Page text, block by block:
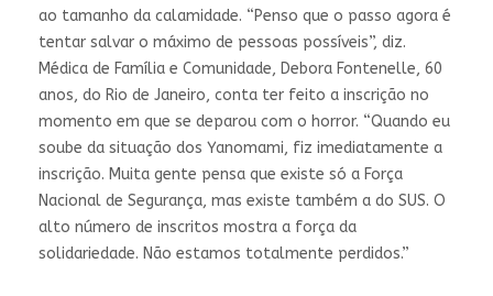
ao tamanho da calamidade. “Penso que o passo agora é
tentar salvar o máximo de pessoas possíveis”, diz.
Médica de Família e Comunidade, Debora Fontenelle, 60
anos, do Rio de Janeiro, conta ter feito a inscrição no
momento em que se deparou com o horror. “Quando eu
soube da situação dos Yanomami, fiz imediatamente a
inscrição. Muita gente pensa que existe só a Força
Nacional de Segurança, mas existe também a do SUS. O
alto número de inscritos mostra a força da
solidariedade. Não estamos totalmente perdidos.”